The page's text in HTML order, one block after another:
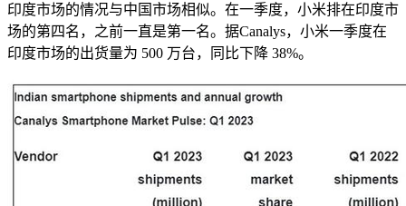
印度市场的情况与中国市场相似。在一季度，小米排在印度市
场的第四名，之前一直是第一名。据Canalys，小米一季度在
印度市场的出货量为 500 万台，同比下降 38%。